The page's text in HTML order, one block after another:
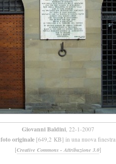
Giovanni Baldini, 22-1-2007
foto originale [649,2 KB] in una nuova finestra
[Creative Commons - Attribuzione 3.0]